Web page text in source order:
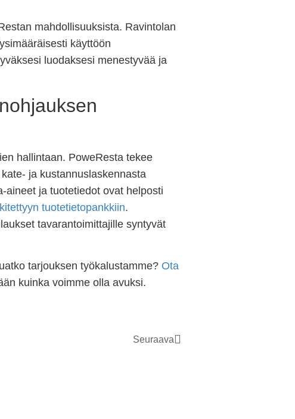
mahdollisuuksista. Ravintolan
käyttöön
luodaksesi menestyvää ja
hallintaan. PoweResta tekee
ja kustannuslaskennasta
aineet ja tuotetiedot ovat helposti
tuotetietopankkiin.
tavarantoimittajille syntyvät
tarjouksen työkalustamme? Ota
kuinka voimme olla avuksi.
Seuraava